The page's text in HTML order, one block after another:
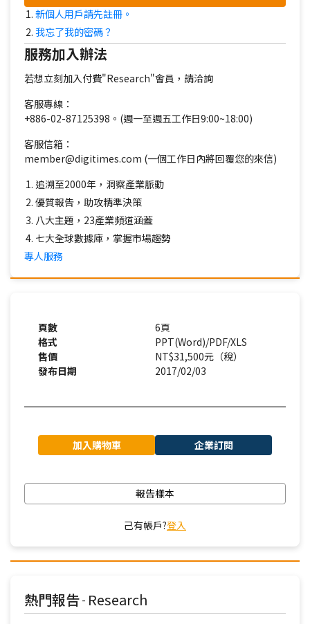
新個人用戶請先註冊。
我忘了我的密碼？
服務加入辦法
若想立刻加入付費"Research"會員，請洽詢
客服專線：
+886-02-87125398。(週一至週五工作日9:00~18:00)
客服信箱：
member@digitimes.com (一個工作日內將回覆您的來信)
追溯至2000年，洞察產業脈動
優質報告，助攻精準決策
八大主題，23產業頻道涵蓋
七大全球數據庫，掌握市場趨勢
專人服務
頁數
6頁
格式
PPT(Word)/PDF/XLS
售價
NT$31,500元（稅）
發布日期
2017/02/03
加入購物車 企業訂閱
報告樣本
己有帳戶?登入
熱門報告 - Research